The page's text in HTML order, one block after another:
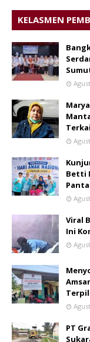
KELASMEN
Betti
Viral
Ini
PT